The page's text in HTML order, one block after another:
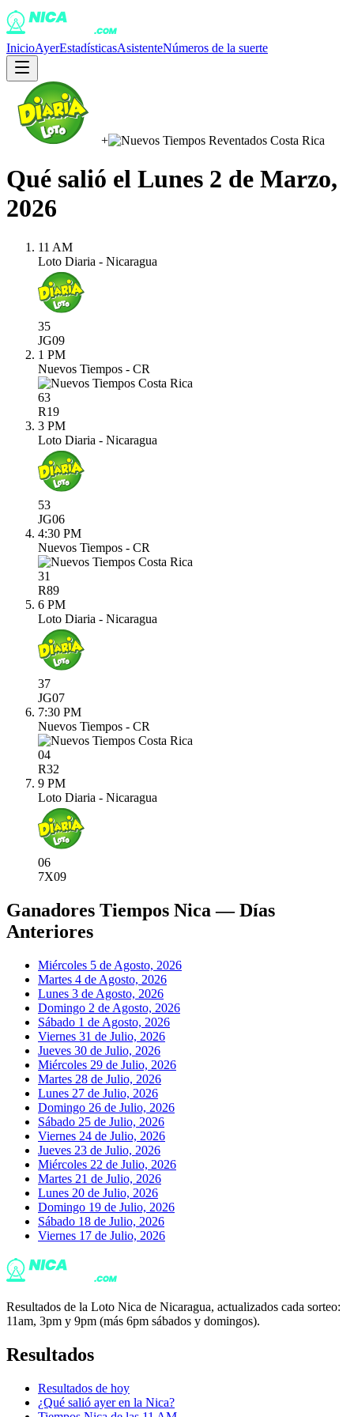
InicioAyerEstadísticasAsistenteNúmeros de la suerte
+
Qué salió el Lunes 2 de Marzo,
2026
11 AM
Loto Diaria - Nicaragua
35
JG09
1 PM
Nuevos Tiempos - CR
63
R19
3 PM
Loto Diaria - Nicaragua
53
JG06
4:30 PM
Nuevos Tiempos - CR
31
R89
6 PM
Loto Diaria - Nicaragua
37
JG07
7:30 PM
Nuevos Tiempos - CR
04
R32
9 PM
Loto Diaria - Nicaragua
06
7X09
Ganadores Tiempos Nica — Días
Anteriores
Miércoles 5 de Agosto, 2026
Martes 4 de Agosto, 2026
Lunes 3 de Agosto, 2026
Domingo 2 de Agosto, 2026
Sábado 1 de Agosto, 2026
Viernes 31 de Julio, 2026
Jueves 30 de Julio, 2026
Miércoles 29 de Julio, 2026
Martes 28 de Julio, 2026
Lunes 27 de Julio, 2026
Domingo 26 de Julio, 2026
Sábado 25 de Julio, 2026
Viernes 24 de Julio, 2026
Jueves 23 de Julio, 2026
Miércoles 22 de Julio, 2026
Martes 21 de Julio, 2026
Lunes 20 de Julio, 2026
Domingo 19 de Julio, 2026
Sábado 18 de Julio, 2026
Viernes 17 de Julio, 2026
Resultados de la Loto Nica de Nicaragua, actualizados cada sorteo:
11am, 3pm y 9pm (más 6pm sábados y domingos).
Resultados
Resultados de hoy
¿Qué salió ayer en la Nica?